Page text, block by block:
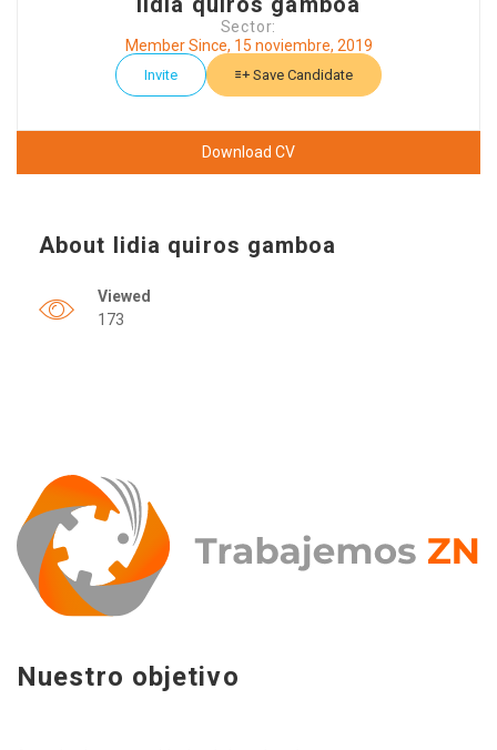
Sector:
Member Since, 15 noviembre, 2019
Invite Save Candidate
Download CV
About lidia quiros gamboa
Viewed
173
Nuestro objetivo